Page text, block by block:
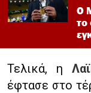
Ο
το
Τελικά, η
έφτασε στο